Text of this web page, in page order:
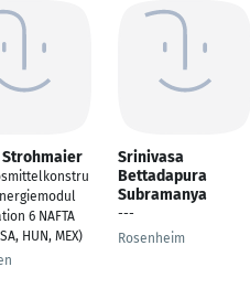
6 NAFTA
HUN, MEX)
Srinivasa
Bettadapura
Subramanya
---
Rosenheim